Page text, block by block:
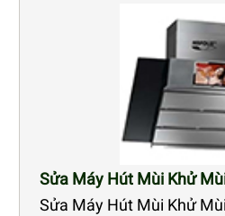
Sửa Máy Hút Mùi Khử
Sửa Máy Hút Mùi Khử